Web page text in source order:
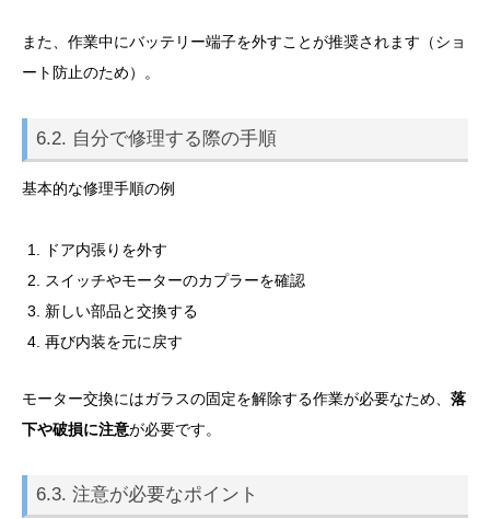
また、作業中にバッテリー端子を外すことが推奨されます（ショ
ート防止のため）。
6.2. 自分で修理する際の手順
基本的な修理手順の例
ドア内張りを外す
スイッチやモーターのカプラーを確認
新しい部品と交換する
再び内装を元に戻す
モーター交換にはガラスの固定を解除する作業が必要なため、 落
下や破損に注意が必要です。
6.3. 注意が必要なポイント
電話 LINE無料査定